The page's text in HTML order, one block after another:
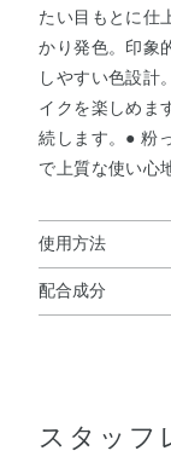
029 030
035 036
047
たい目もとに仕
かり発色。印象
しやすい色設
イクを楽しめま
続します。● 粉
で上質な使い心
使用方法
使用方法
配合成分
イカ・金・酸化
スタッフ